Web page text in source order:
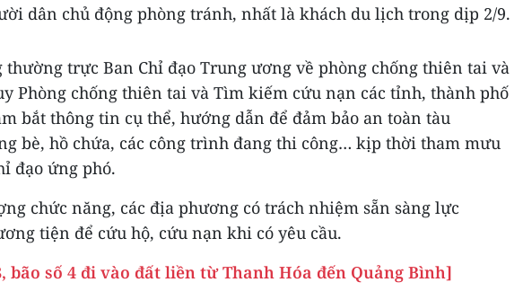
dân chủ động phòng tránh, nhất là khách du lịch trong dịp 2/9.
thường trực Ban Chỉ đạo Trung ương về phòng chống thiên tai và
Phòng chống thiên tai và Tìm kiếm cứu nạn các tỉnh, thành phố
bắt thông tin cụ thể, hướng dẫn để đảm bảo an toàn tàu
bè, hồ chứa, các công trình đang thi công… kịp thời tham mưu
đạo ứng phó.
chức năng, các địa phương có trách nhiệm sẵn sàng lực
tiện để cứu hộ, cứu nạn khi có yêu cầu.
bão số 4 đi vào đất liền từ Thanh Hóa đến Quảng Bình]